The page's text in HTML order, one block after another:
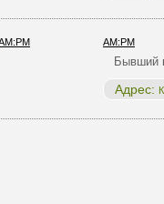
AM:PM
Бывший
Адрес: